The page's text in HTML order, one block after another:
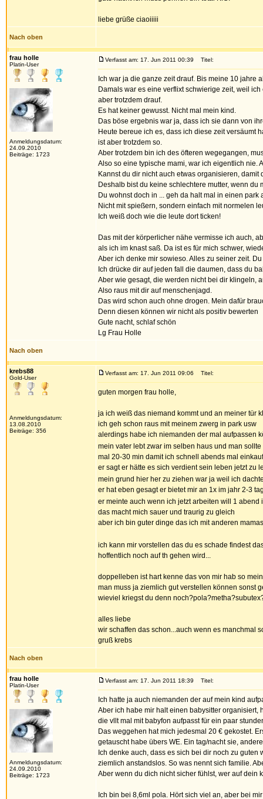
liebe grüße ciaoiiiii
Nach oben
frau holle
Platin-User
Anmeldungsdatum:
24.09.2010
Beiträge: 1723
Verfasst am: 17. Jun 2011 00:39 Titel:
Ich war ja die ganze zeit drauf. Bis meine 10 jahre
Damals war es eine verflixt schwierige zeit, weil
aber trotzdem drauf.
Es hat keiner gewusst. Nicht mal mein kind.
Das böse ergebnis war ja, dass ich sie dann von
Heute bereue ich es, dass ich diese zeit versäumt
ist aber trotzdem so.
Aber trotzdem bin ich des öfteren wegegangen,
Also so eine typische mami, war ich eigentlich nie.
Kannst du dir nicht auch etwas organisieren,
Deshalb bist du keine schlechtere mutter, wenn
Du wohnst doch in ... geh da halt mal in einen
Nicht mit spießern, sondern einfach mit normelen
Ich weiß doch wie die leute dort ticken!
Das mit der körperlicher nähe vermisse ich auch,
als ich im knast saß. Da ist es für mich schwer,
Aber ich denke mir sowieso. Alles zu seiner zeit.
Ich drücke dir auf jeden fall die daumen, dass du
Aber wie gesagt, die werden nicht bei dir klingeln,
Also raus mit dir auf menschenjagd.
Das wird schon auch ohne drogen. Mein dafür
Denn diesen können wir nicht als positiv bewerten
Gute nacht, schlaf schön
Lg Frau Holle
Nach oben
krebs88
Gold-User
Anmeldungsdatum:
13.08.2010
Beiträge: 356
Verfasst am: 17. Jun 2011 09:06 Titel:
guten morgen frau holle,
ja ich weiß das niemand kommt und an meiner tür
ich geh schon raus mit meinem zwerg in park usw
alerdings habe ich niemanden der mal aufpassen
mein vater lebt zwar im selben haus und man
mal 20-30 min damit ich schnell abends mal
er sagt er hätte es sich verdient sein leben jetzt zu
mein grund hier her zu ziehen war ja weil ich
er hat eben gesagt er bietet mir an 1x im jahr 2-3
er meinte auch wenn ich jetzt arbeiten will 1
das macht mich sauer und traurig zu gleich
aber ich bin guter dinge das ich mit anderen
ich kann mir vorstellen das du es schade findest
hoffentlich noch auf th gehen wird...
doppelleben ist hart kenne das von mir hab so
man muss ja ziemlich gut verstellen können sonst
wieviel kriegst du denn
alles liebe
wir schaffen das schon...auch wenn es manchmal
gruß krebs
Nach oben
frau holle
Platin-User
Anmeldungsdatum:
24.09.2010
Beiträge: 1723
Verfasst am: 17. Jun 2011 18:39 Titel:
Ich hatte ja auch niemanden der auf mein kind
Aber ich habe mir halt einen babysitter
die vllt mal mit babyfon aufpasst für ein paar
Das weggehen hat mich jedesmal 20 € gekostet.
getauscht habe übers WE. Ein tag/nacht sie,
Ich denke auch, dass es sich bei dir noch zu
ziemlich anstandslos. So was nennt sich familie.
Aber wenn du dich nicht sicher fühlst, wer auf dein
Ich bin bei 8,6ml pola. Hört sich viel an, aber bei